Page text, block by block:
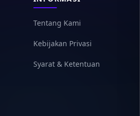
Tentang Kami
Kebijakan Privasi
Syarat & Ketentuan